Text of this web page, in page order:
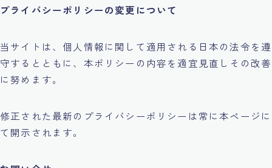
プライバシーポリシーの変更について
当サイトは、個人情報に関して適用される日本の法令を遵
守するとともに、本ポリシーの内容を適宜見直しその改善
に努めます。
修正された最新のプライバシーポリシーは常に本ページに
て開示されます。